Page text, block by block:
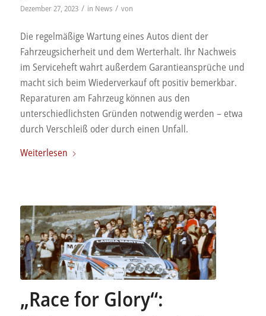
Dezember 27, 2023 / in News / von
Die regelmäßige Wartung eines Autos dient der
Fahrzeugsicherheit und dem Werterhalt. Ihr Nachweis
im Serviceheft wahrt außerdem Garantieansprüche und
macht sich beim Wiederverkauf oft positiv bemerkbar.
Reparaturen am Fahrzeug können aus den
unterschiedlichsten Gründen notwendig werden – etwa
durch Verschleiß oder durch einen Unfall.
Weiterlesen
„Race for Glory“: